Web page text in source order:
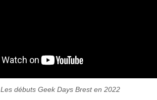
Les débuts Geek Days Brest en 2022